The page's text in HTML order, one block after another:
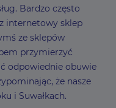
Bardzo często
internetowy sklep
ze sklepów
przymierzyć
odpowiednie obuwie
że nasze
i Suwałkach.